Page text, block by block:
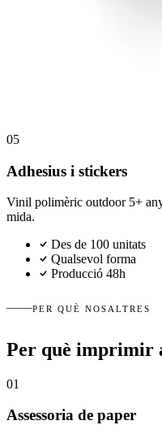
05
Adhesius i stickers
Vinil polimèric outdoor 5+
mida.
Des de 100 unitats
Qualsevol forma
Producció 48h
PER QUÈ NOSALTRES
Per què imprimir
01
Assessoria de paper